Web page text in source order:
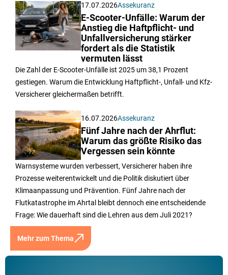
17.07.2026Assekuranz
E-Scooter-Unfälle: Warum der
Anstieg die Haftpflicht- und
Unfallversicherung stärker
fordert als die Statistik
vermuten lässt
Die Zahl der E-Scooter-Unfälle ist 2025 um 38,1 Prozent
gestiegen. Warum die Entwicklung Haftpflicht-, Unfall- und Kfz-
Versicherer gleichermaßen betrifft.
16.07.2026Assekuranz
Fünf Jahre nach der Ahrflut:
Warum das größte Risiko das
Vergessen sein könnte
Warnsysteme wurden verbessert, Versicherer haben ihre
Prozesse weiterentwickelt und die Politik diskutiert über
Klimaanpassung und Prävention. Fünf Jahre nach der
Flutkatastrophe im Ahrtal bleibt dennoch eine entscheidende
Frage: Wie dauerhaft sind die Lehren aus dem Juli 2021?
Mehr zum Thema